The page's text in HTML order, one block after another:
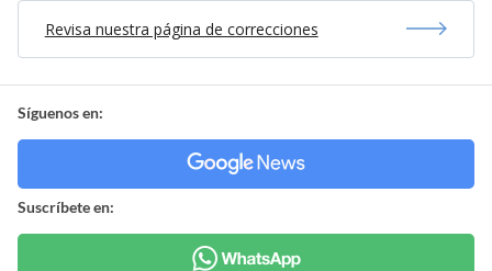
Revisa nuestra página de correcciones
Síguenos en:
Suscríbete en: